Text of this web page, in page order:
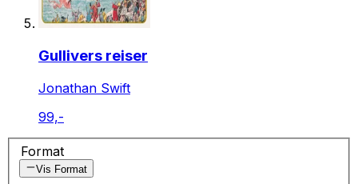
Gullivers reiser
Jonathan Swift
99,-
Format
Vis Format